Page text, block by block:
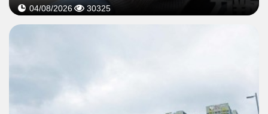
04/08/2026 30325